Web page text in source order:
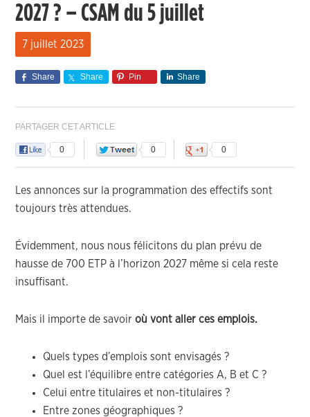
2027 ? – CSAM du 5 juillet
7 juillet 2023
Share Share Pin Share
PARTAGER CET ARTICLE
0 0 0
Les annonces sur la programmation des effectifs sont
toujours très attendues.
Évidemment, nous nous félicitons du plan prévu de
hausse de 700 ETP à l’horizon 2027 même si cela reste
insuffisant.
Mais il importe de savoiroù vont aller ces emplois.
Quels types d’emplois sont envisagés ?
Quel est l’équilibre entre catégories A, B et C ?
Celui entre titulaires et non-titulaires ?
Entre zones géographiques ?